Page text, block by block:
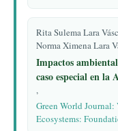
Rita Sulema Lara
Norma Ximena Lara
Impactos
caso especial en la
,
Green World Journal:
Ecosystems: